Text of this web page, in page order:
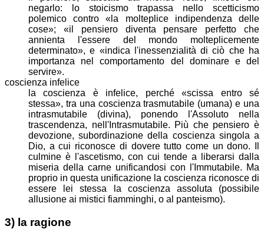
negarlo: lo stoicismo trapassa nello scetticismo
polemico contro
la molteplice indipendenza delle
cose ;
il pensiero diventa pensare perfetto che
annienta l'essere del mondo molteplicemente
determinato , e
indica l'inessenzialità di ciò che ha
importanza nel comportamento del dominare e del
servire .
coscienza infelice
la coscienza è infelice, perché scissa entro sé
stessa
, tra una coscienza trasmutabile (umana) e una
intrasmutabile (divina), ponendo l'Assoluto nella
trascendenza, nell'Intrasmutabile. Più che pensiero è
devozione, subordinazione della coscienza singola a
Dio, a cui riconosce di dovere tutto come un dono. Il
culmine è l'ascetismo, con cui tende a liberarsi dalla
miseria della carne unificandosi con l'Immutabile. Ma
proprio in questa unificazione la coscienza riconosce di
essere lei stessa la coscienza assoluta (possibile
allusione ai mistici fiamminghi, o al panteismo).
3) la ragione